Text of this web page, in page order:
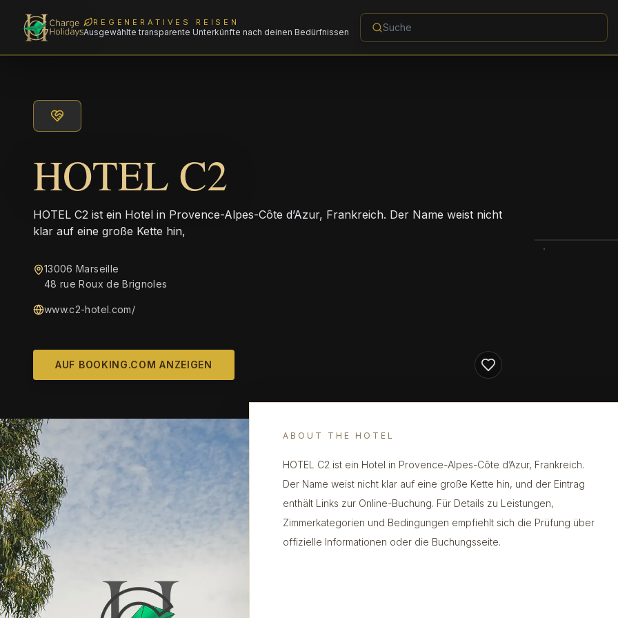
REGENERATIVES REISEN
Ausgewählte transparente Unterkünfte nach deinen Bedürfnissen
HOTEL C2
HOTEL C2 ist ein Hotel in Provence-Alpes-Côte d’Azur, Frankreich. Der Name weist nicht
klar auf eine große Kette hin,
13006 Marseille
48 rue Roux de Brignoles
www.c2-hotel.com/
AUF BOOKING.COM ANZEIGEN
ABOUT THE HOTEL
HOTEL C2 ist ein Hotel in Provence-Alpes-Côte d’Azur, Frankreich.
Der Name weist nicht klar auf eine große Kette hin, und der Eintrag
enthält Links zur Online-Buchung. Für Details zu Leistungen,
Zimmerkategorien und Bedingungen empfiehlt sich die Prüfung über
offizielle Informationen oder die Buchungsseite.